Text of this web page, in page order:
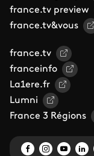
france.tv preview
france.tv&vous
france.tv
franceinfo
La1ere.fr
Lumni
France 3 Régions